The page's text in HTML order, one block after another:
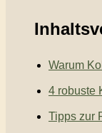
Warum
4 robuste
Tipps zur